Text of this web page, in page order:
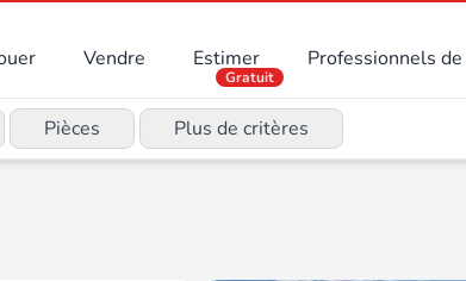
Vendre Estimer
Gratuit
Professionnels
Pièces Plus de critères